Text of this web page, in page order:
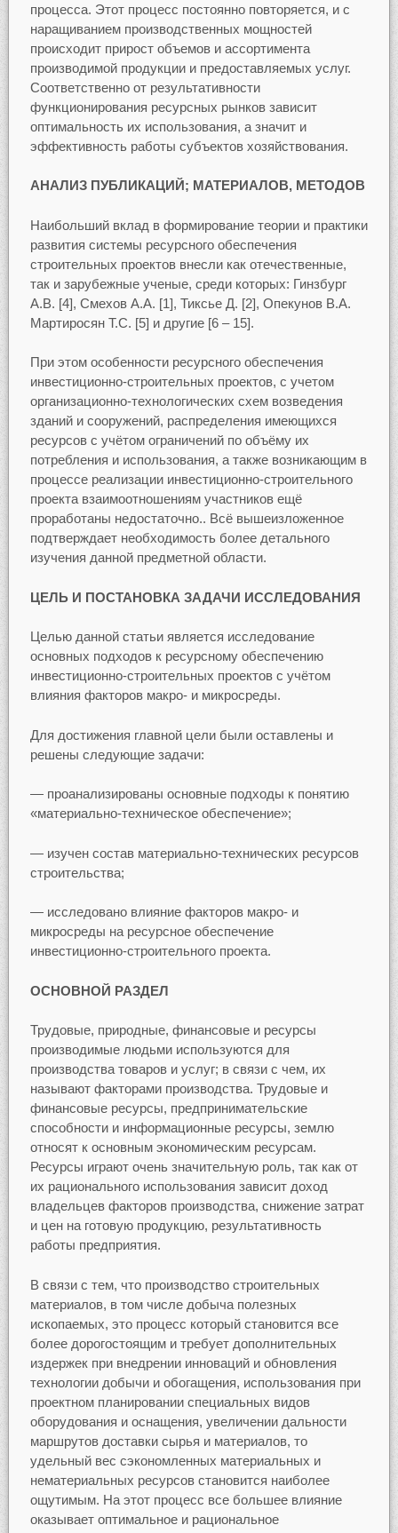
процесса. Этот процесс постоянно повторяется, и с
наращиванием производственных мощностей
происходит прирост объемов и ассортимента
производимой продукции и предоставляемых услуг.
Соответственно от результативности
функционирования ресурсных рынков зависит
оптимальность их использования, а значит и
эффективность работы субъектов хозяйствования.
АНАЛИЗ ПУБЛИКАЦИЙ; МАТЕРИАЛОВ, МЕТОДОВ
Наибольший вклад в формирование теории и практики
развития системы ресурсного обеспечения
строительных проектов внесли как отечественные,
так и зарубежные ученые, среди которых: Гинзбург
А.В. [4], Смехов А.А. [1], Тиксье Д. [2], Опекунов В.А.
Мартиросян Т.С. [5] и другие [6 – 15].
При этом особенности ресурсного обеспечения
инвестиционно-строительных проектов, с учетом
организационно-технологических схем возведения
зданий и сооружений, распределения имеющихся
ресурсов с учётом ограничений по объёму их
потребления и использования, а также возникающим в
процессе реализации инвестиционно-строительного
проекта взаимоотношениям участников ещё
проработаны недостаточно.. Всё вышеизложенное
подтверждает необходимость более детального
изучения данной предметной области.
ЦЕЛЬ И ПОСТАНОВКА ЗАДАЧИ ИССЛЕДОВАНИЯ
Целью данной статьи является исследование
основных подходов к ресурсному обеспечению
инвестиционно-строительных проектов с учётом
влияния факторов макро- и микросреды.
Для достижения главной цели были оставлены и
решены следующие задачи:
— проанализированы основные подходы к понятию
«материально-техническое обеспечение»;
— изучен состав материально-технических ресурсов
строительства;
— исследовано влияние факторов макро- и
микросреды на ресурсное обеспечение
инвестиционно-строительного проекта.
ОСНОВНОЙ РАЗДЕЛ
Трудовые, природные, финансовые и ресурсы
производимые людьми используются для
производства товаров и услуг; в связи с чем, их
называют факторами производства. Трудовые и
финансовые ресурсы, предпринимательские
способности и информационные ресурсы, землю
относят к основным экономическим ресурсам.
Ресурсы играют очень значительную роль, так как от
их рационального использования зависит доход
владельцев факторов производства, снижение затрат
и цен на готовую продукцию, результативность
работы предприятия.
В связи с тем, что производство строительных
материалов, в том числе добыча полезных
ископаемых, это процесс который становится все
более дорогостоящим и требует дополнительных
издержек при внедрении инноваций и обновления
технологии добычи и обогащения, использования при
проектном планировании специальных видов
оборудования и оснащения, увеличении дальности
маршрутов доставки сырья и материалов, то
удельный вес сэкономленных материальных и
нематериальных ресурсов становится наиболее
ощутимым. На этот процесс все большее влияние
оказывает оптимальное и рациональное